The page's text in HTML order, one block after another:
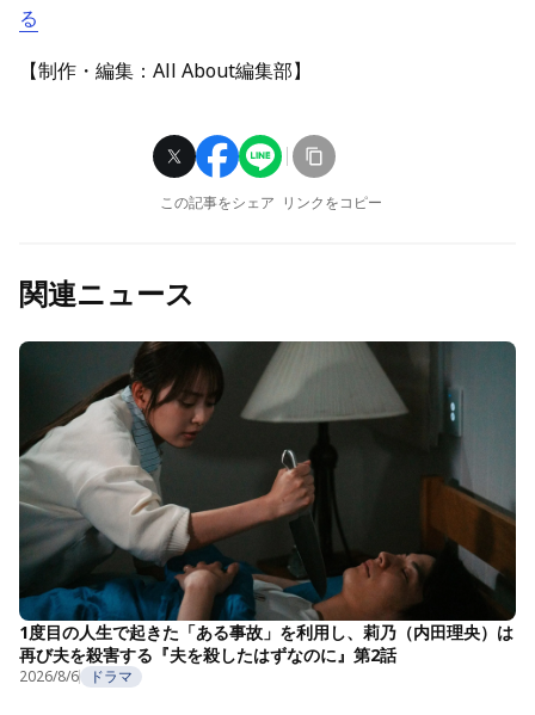
る
【制作・編集：All About編集部】
この記事をシェア リンクをコピー
関連ニュース
1度目の人生で起きた「ある事故」を利用し、莉乃（内田理央）は
再び夫を殺害する『夫を殺したはずなのに』第2話
2026/8/6 ドラマ